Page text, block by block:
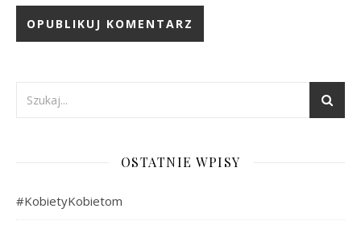
OSTATNIE WPISY
#KobietyKobietom